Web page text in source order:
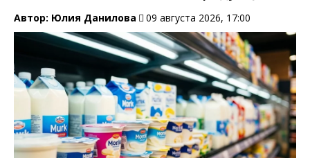
Автор: Юлия Данилова 09 августа 2026, 17:00